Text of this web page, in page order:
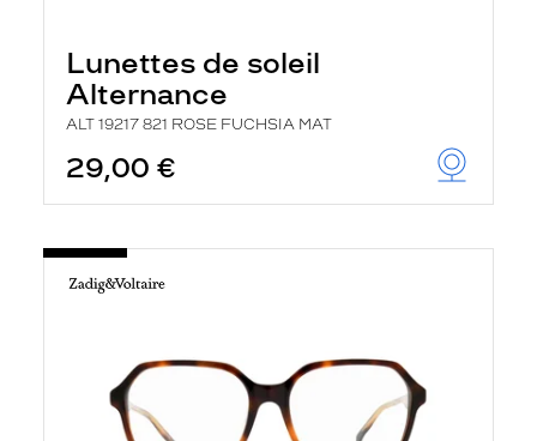
Lunettes de soleil
Alternance
ALT 19217 821 ROSE FUCHSIA MAT
29,00 €